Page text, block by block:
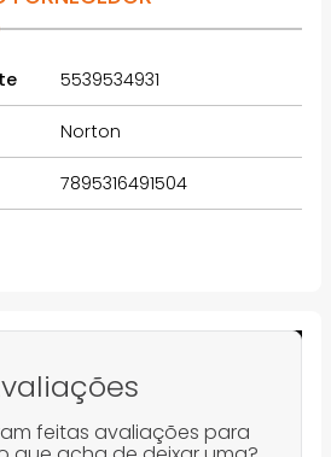
5539534931
Norton
7895316491504
feitas avaliações para